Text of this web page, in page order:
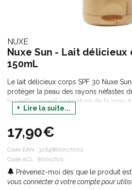
NUXE
Nuxe Sun - Lait délicieux
150mL
Le lait délicieux corps SPF 30 Nuxe
protéger la peau des rayons néfastes
le vieillissement prématuré de la peau
bronzage.Lire la suite...
17,90€
Code EAN : 3264680007002
Code ACL : 8000700
Prévenez-moi dès que le produit
vous connecter à votre compte pour